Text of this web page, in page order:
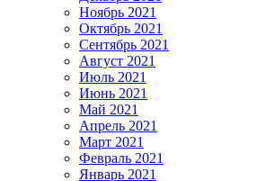
Ноябрь 2021
Октябрь 2021
Сентябрь 2021
Август 2021
Июль 2021
Июнь 2021
Май 2021
Апрель 2021
Март 2021
Февраль 2021
Январь 2021